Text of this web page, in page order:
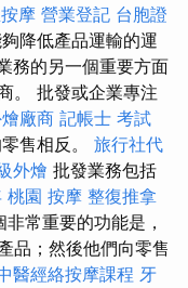
摩 營業登記 台胞證
降低產品運輸的運
務的另一個重要方面
。 批發或企業專注
廠商 記帳士 考試
售相反。 旅行社代
外燴 批發業務包括
桃園 按摩 整復推拿
常重要的功能是，
品；然後他們向零售
醫經絡按摩課程 牙